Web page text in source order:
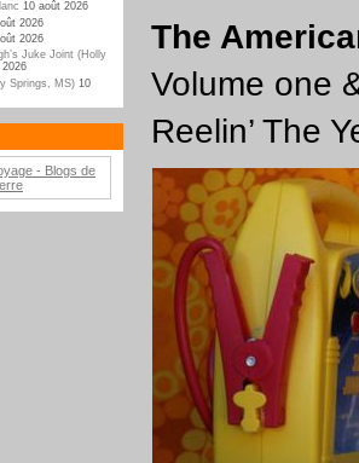
10 août 2026
2026
2026
Juke Joint (Holly
Springs, MS) 10
The
Volume one
Reelin’ The